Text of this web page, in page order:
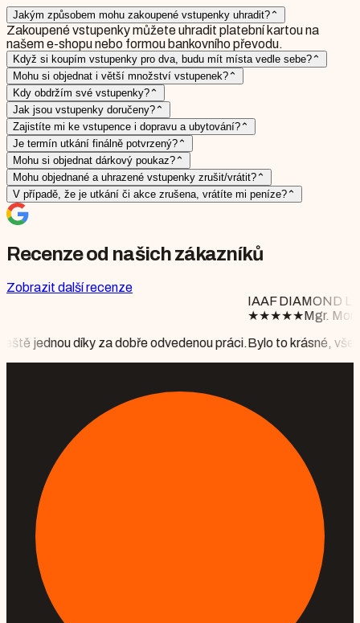
Jakým způsobem mohu zakoupené vstupenky uhradit? ⌃
Zakoupené vstupenky můžete uhradit platební kartou na
našem e-shopu nebo formou bankovního převodu.
Když si koupím vstupenky pro dva, budu mít místa vedle sebe? ⌃
Mohu si objednat i větší množství vstupenek? ⌃
Kdy obdržím své vstupenky? ⌃
Jak jsou vstupenky doručeny? ⌃
Zajistíte mi ke vstupence i dopravu a ubytování? ⌃
Je termín utkání finálně potvrzený? ⌃
Mohu si objednat dárkový poukaz? ⌃
Mohu objednané a uhrazené vstupenky zrušit/vrátit? ⌃
V případě, že je utkání či akce zrušena, vrátíte mi peníze? ⌃
Recenze od našich zákazníků
Zobrazit další recenze
odvedenou práci.
IAAF DIAMOND LEAGUE BRUSSELS
Mgr. Monika Floriánová
Bylo to krásné, vše perfektně